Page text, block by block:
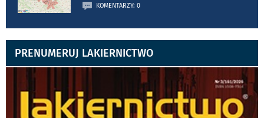
KOMENTARZY: 0
PRENUMERUJ LAKIERNICTWO